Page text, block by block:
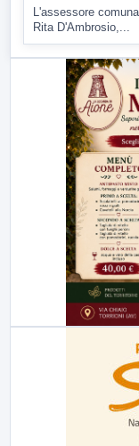
L'assessore
Rita D'Ambrosio,...